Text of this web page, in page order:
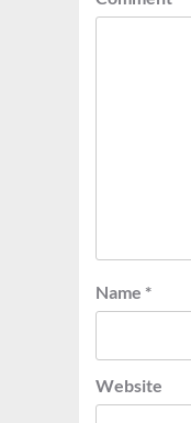
Name *
Website